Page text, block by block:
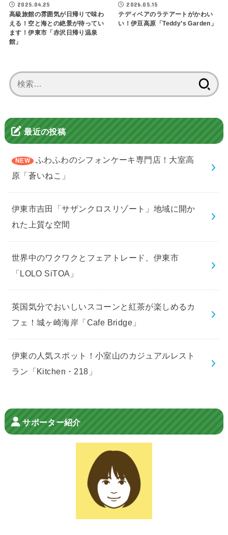
2025.04.25
高級旅館の雰囲気が日帰りで味わ
える！空と海との絶景が待ってい
ます！伊東市「赤沢日帰り温泉
館」
2026.05.15
テディベアのラテアートがかわい
い！伊豆高原「Teddy’s Garden」
索:
最近の投稿
ふわふわのシフォンケーキ専門店！大室高
原「蒼いねこ」
伊東市吉田「サザンクロスリゾート」地域に開か
れた上質な空間
世界中のワクワクとフェアトレード、伊東市
「LOLO SiTOA」
英国気分でおいしいスコーンと紅茶が楽しめるカ
フェ！城ヶ崎海岸「Cafe Bridge」
伊東の人気スポット！小室山のカジュアルレスト
ラン「Kitchen・218」
サポーター紹介